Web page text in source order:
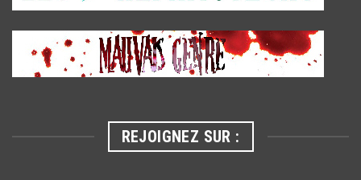
REJOIGNEZ SUR :